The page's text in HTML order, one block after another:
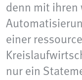
denn mit ihren
einer
nur ein